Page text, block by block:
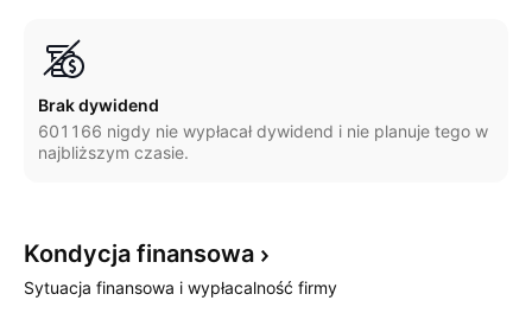
Brak dywidend
601166 nigdy nie wypłacał dywidend i nie planuje tego w
najbliższym czasie.
Kondycja finansowa
Sytuacja finansowa i wypłacalność firmy